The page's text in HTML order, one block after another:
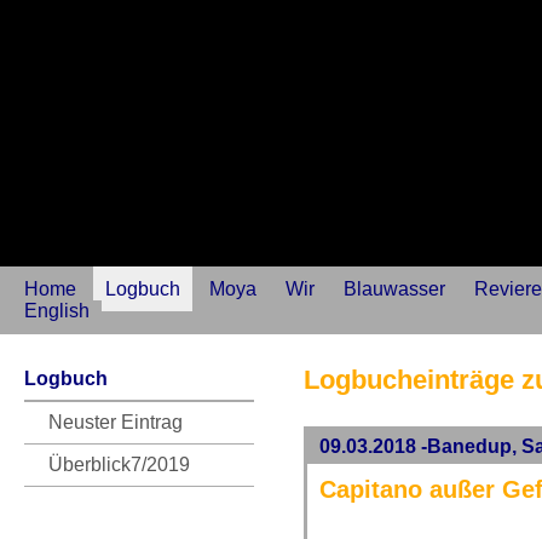
Home Logbuch Moya Wir Blauwasser
Reviere
English
Logbuch
Neuster Eintrag
Überblick7/2019
Logbucheinträge
09.03.2018 -Banedup,
Capitano außer